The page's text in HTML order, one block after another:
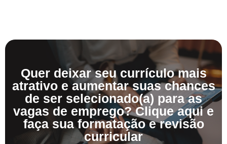
Quer deixar seu currículo mais
atrativo e aumentar suas chances
de ser selecionado(a) para as
vagas de emprego? Clique aqui e
faça sua formatação e revisão
curricular